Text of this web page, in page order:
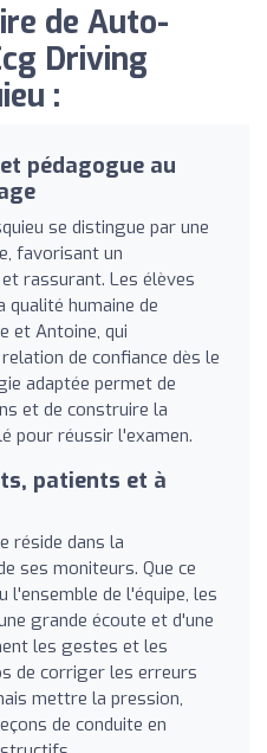
de Auto-
Driving
:
pédagogue au
se distingue par une
favorisant un
rassurant. Les élèves
humaine de
et Antoine, qui
de confiance dès le
adaptée permet de
et de construire la
pour réussir l'examen.
patients et à
réside dans la
ses moniteurs. Que ce
l'ensemble de l'équipe, les
grande écoute et d'une
les gestes et les
de corriger les erreurs
mettre la pression,
de conduite en